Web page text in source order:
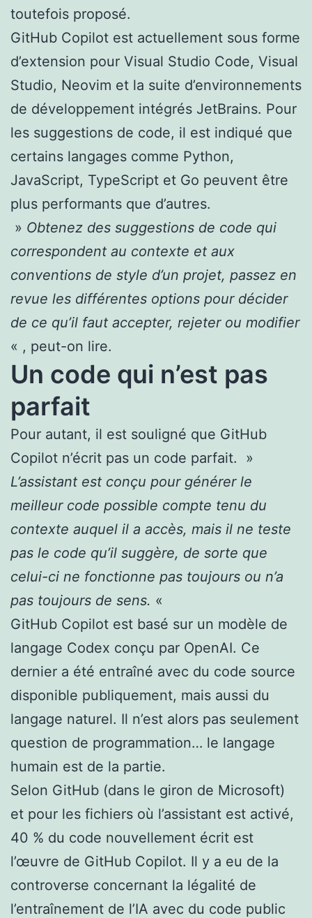
toutefois proposé.
GitHub Copilot est actuellement sous forme
d’extension pour Visual Studio Code, Visual
Studio, Neovim et la suite d’environnements
de développement intégrés JetBrains. Pour
les suggestions de code, il est indiqué que
certains langages comme Python,
JavaScript, TypeScript et Go peuvent être
plus performants que d’autres.
» Obtenez des suggestions de code qui
correspondent au contexte et aux
conventions de style d’un projet, passez en
revue les différentes options pour décider
de ce qu’il faut accepter, rejeter ou modifier
« , peut-on lire.
Un code qui n’est pas
parfait
Pour autant, il est souligné que GitHub
Copilot n’écrit pas un code parfait. »
L’assistant est conçu pour générer le
meilleur code possible compte tenu du
contexte auquel il a accès, mais il ne teste
pas le code qu’il suggère, de sorte que
celui-ci ne fonctionne pas toujours ou n’a
pas toujours de sens. «
GitHub Copilot est basé sur un modèle de
langage Codex conçu par OpenAI. Ce
dernier a été entraîné avec du code source
disponible publiquement, mais aussi du
langage naturel. Il n’est alors pas seulement
question de programmation… le langage
humain est de la partie.
Selon GitHub (dans le giron de Microsoft)
et pour les fichiers où l’assistant est activé,
40 % du code nouvellement écrit est
l’œuvre de GitHub Copilot. Il y a eu de la
controverse concernant la légalité de
l’entraînement de l’IA avec du code public